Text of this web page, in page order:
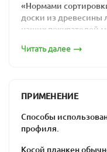
сечение профиля
Продается в
формируется в
«Нормами
доски из древесины
наших покупателей
Читать далее
ПРИМЕНЕНИЕ
Способы
профиля.
Косой планкен